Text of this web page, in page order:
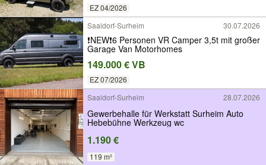
EZ 04/2026
Saaldorf-Surheim
30.07.2026
❗️NEW❗️6 Personen VR Camper 3,5t mit großer
Garage Van Motorhomes
149.000 € VB
EZ 07/2026
Saaldorf-Surheim
28.07.2026
Gewerbehalle für Werkstatt Surheim Auto
Hebebühne Werkzeug wc
1.190 €
119 m²